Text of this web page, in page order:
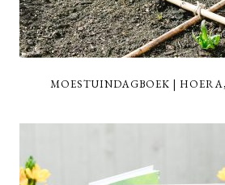
MOESTUINDAGBOEK |